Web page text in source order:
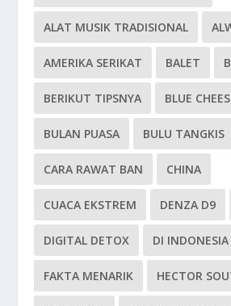
ALAT MUSIK TRADISIONAL
AMERIKA SERIKAT BALET
BERIKUT TIPSNYA BLUE
BULAN PUASA BULU TANGKIS
CARA RAWAT BAN CHINA
CUACA EKSTREM DENZA D9
DIGITAL DETOX DI INDONESIA
FAKTA MENARIK HECTOR